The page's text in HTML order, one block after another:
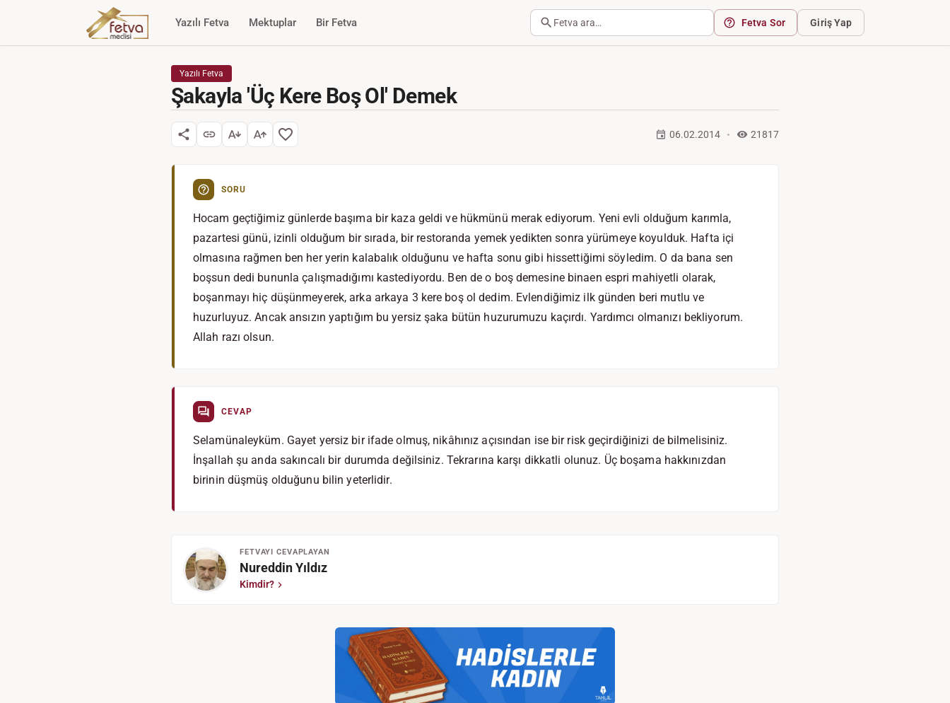
Yazılı Fetva Mektuplar Bir Fetva Fetva ara… Fetva Sor Giriş Yap
Yazılı Fetva
Şakayla 'Üç Kere Boş Ol' Demek
06.02.2014 21817
SORU
Hocam geçtiğimiz günlerde başıma bir kaza geldi ve hükmünü merak ediyorum. Yeni evli olduğum karımla,
pazartesi günü, izinli olduğum bir sırada, bir restoranda yemek yedikten sonra yürümeye koyulduk. Hafta içi
olmasına rağmen ben her yerin kalabalık olduğunu ve hafta sonu gibi hissettiğimi söyledim. O da bana sen
boşsun dedi bununla çalışmadığımı kastediyordu. Ben de o boş demesine binaen espri mahiyetli olarak,
boşanmayı hiç düşünmeyerek, arka arkaya 3 kere boş ol dedim. Evlendiğimiz ilk günden beri mutlu ve
huzurluyuz. Ancak ansızın yaptığım bu yersiz şaka bütün huzurumuzu kaçırdı. Yardımcı olmanızı bekliyorum.
Allah razı olsun.
CEVAP
Selamünaleyküm. Gayet yersiz bir ifade olmuş, nikâhınız açısından ise bir risk geçirdiğinizi de bilmelisiniz.
İnşallah şu anda sakıncalı bir durumda değilsiniz. Tekrarına karşı dikkatli olunuz. Üç boşama hakkınızdan
birinin düşmüş olduğunu bilin yeterlidir.
FETVAYI CEVAPLAYAN
Nureddin Yıldız
Kimdir?